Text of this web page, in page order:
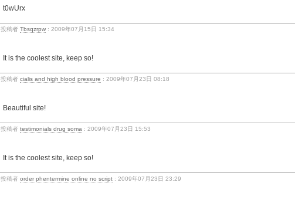
t0wUrx
投稿者 Tbsqzrpw : 2009年07月15日 15:34
It is the coolest site, keep so!
投稿者 cialis and high blood pressure : 2009年07月23日 08:18
Beautiful site!
投稿者 testimonials drug soma : 2009年07月23日 15:53
It is the coolest site, keep so!
投稿者 order phentermine online no script : 2009年07月23日 23:29